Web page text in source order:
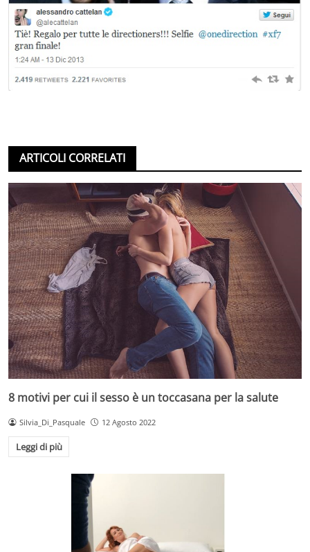
ARTICOLI CORRELATI
8 motivi per cui il sesso è un toccasana per la salute
Silvia_Di_Pasquale 12 Agosto 2022
Leggi di più